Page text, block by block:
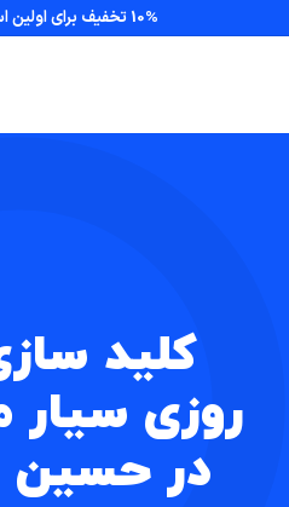
کلید
روزی سیار
در حسین